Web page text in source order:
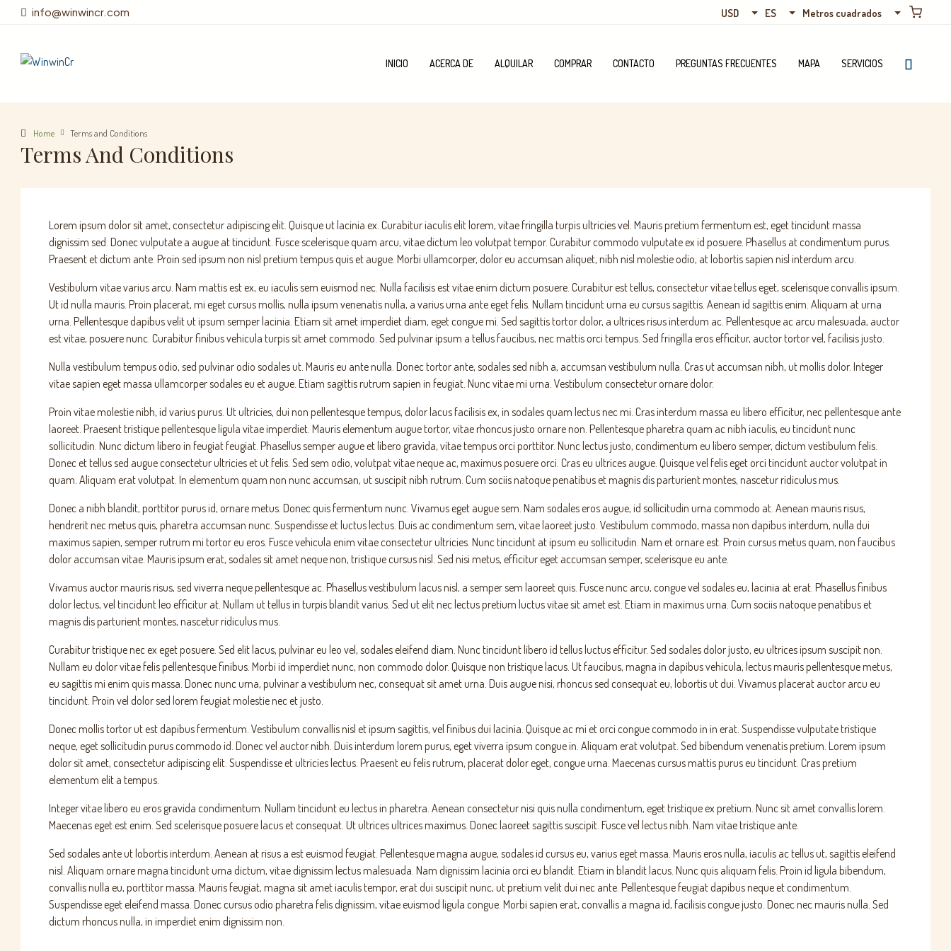
info@winwincr.com USD ES Metros cuadrados
INICIO ACERCA DE ALQUILAR COMPRAR CONTACTO PREGUNTAS FRECUENTES MAPA SERVICIOS
Home Terms and Conditions
Terms And Conditions
Lorem ipsum dolor sit amet, consectetur adipiscing elit. Quisque ut lacinia ex. Curabitur iaculis elit lorem, vitae fringilla turpis ultricies vel. Mauris pretium fermentum est, eget tincidunt massa
dignissim sed. Donec vulputate a augue at tincidunt. Fusce scelerisque quam arcu, vitae dictum leo volutpat tempor. Curabitur commodo vulputate ex id posuere. Phasellus at condimentum purus.
Praesent et dictum ante. Proin sed ipsum non nisl pretium tempus quis et augue. Morbi ullamcorper, dolor eu accumsan aliquet, nibh nisl molestie odio, at lobortis sapien nisl interdum arcu.
Vestibulum vitae varius arcu. Nam mattis est ex, eu iaculis sem euismod nec. Nulla facilisis est vitae enim dictum posuere. Curabitur est tellus, consectetur vitae tellus eget, scelerisque convallis ipsum.
Ut id nulla mauris. Proin placerat, mi eget cursus mollis, nulla ipsum venenatis nulla, a varius urna ante eget felis. Nullam tincidunt urna eu cursus sagittis. Aenean id sagittis enim. Aliquam at urna
urna. Pellentesque dapibus velit ut ipsum semper lacinia. Etiam sit amet imperdiet diam, eget congue mi. Sed sagittis tortor dolor, a ultrices risus interdum ac. Pellentesque ac arcu malesuada, auctor
est vitae, posuere nunc. Curabitur finibus vehicula turpis sit amet commodo. Sed pulvinar ipsum a tellus faucibus, nec mattis orci tempus. Sed fringilla eros efficitur, auctor tortor vel, facilisis justo.
Nulla vestibulum tempus odio, sed pulvinar odio sodales ut. Mauris eu ante nulla. Donec tortor ante, sodales sed nibh a, accumsan vestibulum nulla. Cras ut accumsan nibh, ut mollis dolor. Integer
vitae sapien eget massa ullamcorper sodales eu et augue. Etiam sagittis rutrum sapien in feugiat. Nunc vitae mi urna. Vestibulum consectetur ornare dolor.
Proin vitae molestie nibh, id varius purus. Ut ultricies, dui non pellentesque tempus, dolor lacus facilisis ex, in sodales quam lectus nec mi. Cras interdum massa eu libero efficitur, nec pellentesque ante
laoreet. Praesent tristique pellentesque ligula vitae imperdiet. Mauris elementum augue tortor, vitae rhoncus justo ornare non. Pellentesque pharetra quam ac nibh iaculis, eu tincidunt nunc
sollicitudin. Nunc dictum libero in feugiat feugiat. Phasellus semper augue et libero gravida, vitae tempus orci porttitor. Nunc lectus justo, condimentum eu libero semper, dictum vestibulum felis.
Donec et tellus sed augue consectetur ultricies et ut felis. Sed sem odio, volutpat vitae neque ac, maximus posuere orci. Cras eu ultrices augue. Quisque vel felis eget orci tincidunt auctor volutpat in
quam. Aliquam erat volutpat. In elementum quam non nunc accumsan, ut suscipit nibh rutrum. Cum sociis natoque penatibus et magnis dis parturient montes, nascetur ridiculus mus.
Donec a nibh blandit, porttitor purus id, ornare metus. Donec quis fermentum nunc. Vivamus eget augue sem. Nam sodales eros augue, id sollicitudin urna commodo at. Aenean mauris risus,
hendrerit nec metus quis, pharetra accumsan nunc. Suspendisse et luctus lectus. Duis ac condimentum sem, vitae laoreet justo. Vestibulum commodo, massa non dapibus interdum, nulla dui
maximus sapien, semper rutrum mi tortor eu eros. Fusce vehicula enim vitae consectetur ultricies. Nunc tincidunt at ipsum eu sollicitudin. Nam et ornare est. Proin cursus metus quam, non faucibus
dolor accumsan vitae. Mauris ipsum erat, sodales sit amet neque non, tristique cursus nisl. Sed nisi metus, efficitur eget accumsan semper, scelerisque eu ante.
Vivamus auctor mauris risus, sed viverra neque pellentesque ac. Phasellus vestibulum lacus nisl, a semper sem laoreet quis. Fusce nunc arcu, congue vel sodales eu, lacinia at erat. Phasellus finibus
dolor lectus, vel tincidunt leo efficitur at. Nullam ut tellus in turpis blandit varius. Sed ut elit nec lectus pretium luctus vitae sit amet est. Etiam in maximus urna. Cum sociis natoque penatibus et
magnis dis parturient montes, nascetur ridiculus mus.
Curabitur tristique nec ex eget posuere. Sed elit lacus, pulvinar eu leo vel, sodales eleifend diam. Nunc tincidunt libero id tellus luctus efficitur. Sed sodales dolor justo, eu ultrices ipsum suscipit non.
Nullam eu dolor vitae felis pellentesque finibus. Morbi id imperdiet nunc, non commodo dolor. Quisque non tristique lacus. Ut faucibus, magna in dapibus vehicula, lectus mauris pellentesque metus,
eu sagittis mi enim quis massa. Donec nunc urna, pulvinar a vestibulum nec, consequat sit amet urna. Duis augue nisi, rhoncus sed consequat eu, lobortis ut dui. Vivamus placerat auctor arcu eu
tincidunt. Proin vel dolor sed lorem feugiat molestie nec et justo.
Donec mollis tortor ut est dapibus fermentum. Vestibulum convallis nisl et ipsum sagittis, vel finibus dui lacinia. Quisque ac mi et orci congue commodo in in erat. Suspendisse vulputate tristique
neque, eget sollicitudin purus commodo id. Donec vel auctor nibh. Duis interdum lorem purus, eget viverra ipsum congue in. Aliquam erat volutpat. Sed bibendum venenatis pretium. Lorem ipsum
dolor sit amet, consectetur adipiscing elit. Suspendisse et ultricies lectus. Praesent eu felis rutrum, placerat dolor eget, congue urna. Maecenas cursus mattis purus eu tincidunt. Cras pretium
elementum elit a tempus.
Integer vitae libero eu eros gravida condimentum. Nullam tincidunt eu lectus in pharetra. Aenean consectetur nisi quis nulla condimentum, eget tristique ex pretium. Nunc sit amet convallis lorem.
Maecenas eget est enim. Sed scelerisque posuere lacus et consequat. Ut ultrices ultrices maximus. Donec laoreet sagittis suscipit. Fusce vel lectus nibh. Nam vitae tristique ante.
Sed sodales ante ut lobortis interdum. Aenean at risus a est euismod feugiat. Pellentesque magna augue, sodales id cursus eu, varius eget massa. Mauris eros nulla, iaculis ac tellus ut, sagittis eleifend
nisl. Aliquam ornare magna tincidunt urna dictum, vitae dignissim lectus malesuada. Nam dignissim lacinia orci eu blandit. Etiam in blandit lacus. Nunc quis aliquam felis. Proin id ligula bibendum,
convallis nulla eu, porttitor massa. Mauris feugiat, magna sit amet iaculis tempor, erat dui suscipit nunc, ut pretium velit dui nec ante. Pellentesque feugiat dapibus neque et condimentum.
Suspendisse eget eleifend massa. Donec cursus odio pharetra felis dignissim, vitae euismod ligula congue. Morbi sapien erat, convallis a magna id, facilisis congue justo. Donec nec mauris nulla. Sed
dictum rhoncus nulla, in imperdiet enim dignissim non.